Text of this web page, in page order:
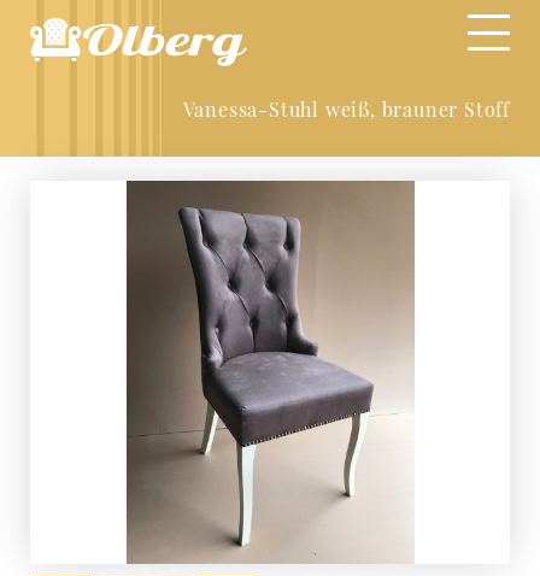
Vanessa-Stuhl weiß, brauner Stoff